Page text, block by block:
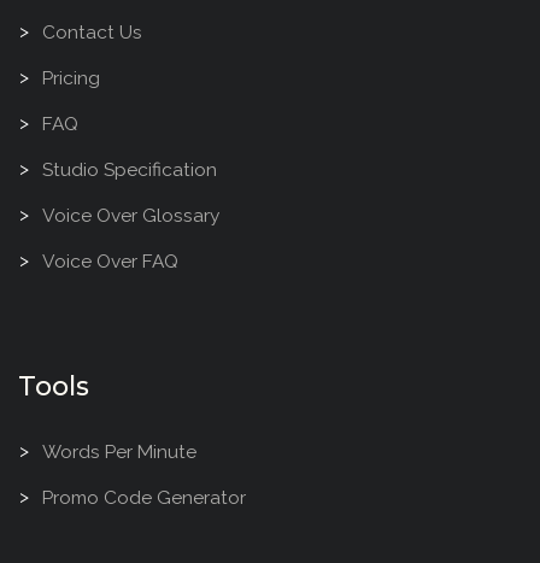
Contact Us
Pricing
FAQ
Studio Specification
Voice Over Glossary
Voice Over FAQ
Tools
Words Per Minute
Promo Code Generator